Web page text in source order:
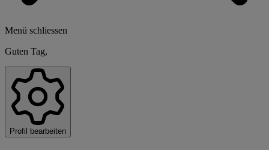
Menü schliessen
Guten Tag,
Profil bearbeiten